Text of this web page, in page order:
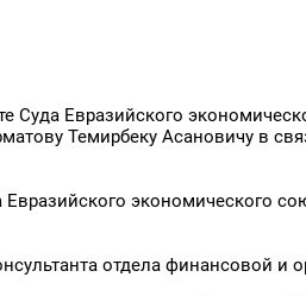
Суда Евразийского
Темирбеку Асановичу в
экономического
отдела финансовой и